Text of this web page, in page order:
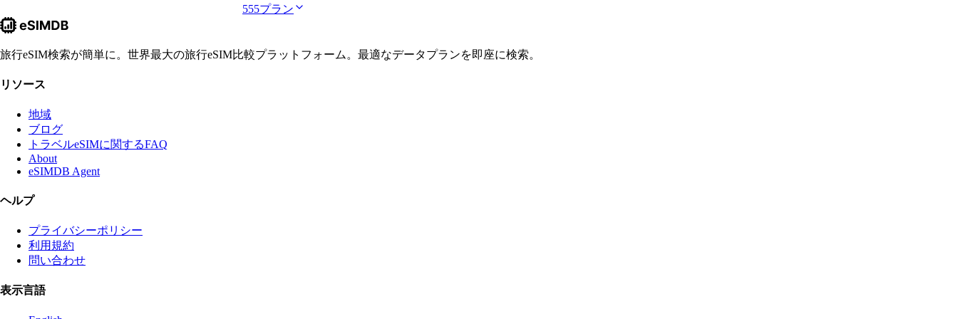
555プラン
旅行eSIM検索が簡単に。世界最大の旅行eSIM比較プラットフォーム。最適なデータプランを即座に検索。
リソース
地域
ブログ
トラベルeSIMに関するFAQ
About
eSIMDB Agent
ヘルプ
プライバシーポリシー
利用規約
問い合わせ
表示言語